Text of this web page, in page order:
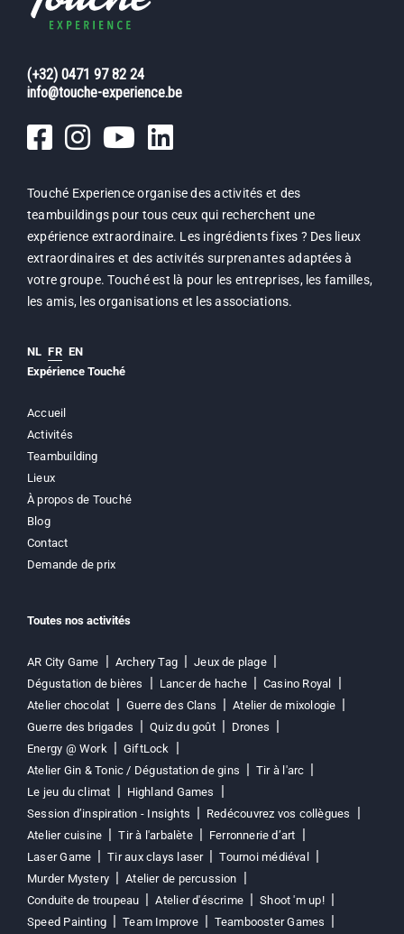
(+32) 0471 97 82 24
info@touche-experience.be
Touché Experience organise des activités et des
teambuildings pour tous ceux qui recherchent une
expérience extraordinaire. Les ingrédients fixes ? Des lieux
extraordinaires et des activités surprenantes adaptées à
votre groupe. Touché est là pour les entreprises, les familles,
les amis, les organisations et les associations.
Expérience Touché
Accueil
Activités
Teambuilding
Lieux
À propos de Touché
Blog
Contact
Demande de prix
NL FR EN
Toutes nos activités
AR City Game Archery Tag
Jeux de plage
Dégustation de bières
Lancer de hache
Casino Royal
Atelier chocolat
Guerre des Clans
Atelier de mixologie
Guerre des brigades
Quiz du goût
Drones
Energy @ Work
GiftLock
Atelier Gin & Tonic / Dégustation de gins
Tir à l'arc
Le jeu du climat
Highland Games
Session d’inspiration - Insights
Redécouvrez vos collègues
Atelier cuisine
Tir à l'arbalète
Ferronnerie d’art
Laser Game
Tir aux clays laser
Tournoi médiéval
Murder Mystery
Atelier de percussion
Conduite de troupeau
Atelier d'éscrime
Shoot 'm up!
Speed Painting
Team Improve
Teambooster Games